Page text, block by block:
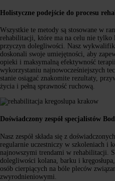
Holistyczne podejście do procesu
Wszystkie te metody są stosowane w
rehabilitacji, które ma na celu nie tylko
przyczyn dolegliwości. Nasz
doskonali swoje umiejętności, aby
opieki i maksymalną efektywność
wykorzystaniu najnowocześniejszych
stanie osiągać znakomite rezultaty,
życia i pełną sprawność ruchową.
Doświadczony zespół specjalistów
Nasz zespół składa się z
regularnie uczestniczy w szkoleniach i
najnowszymi trendami w rehabilitacji.
dolegliwości kolana, barku i
osób cierpiących na bóle pleców
zwyrodnieniowymi.